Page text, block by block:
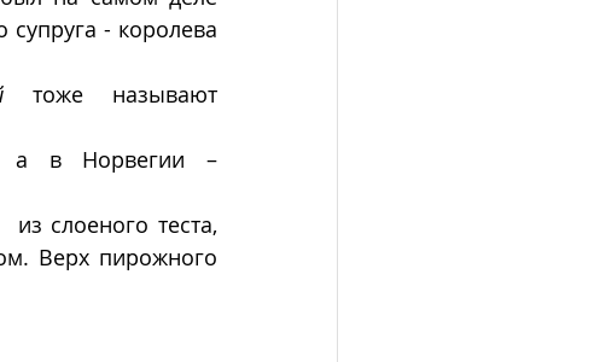
- королева
тоже называют
а в Норвегии –
слоеного теста,
Верх пирожного